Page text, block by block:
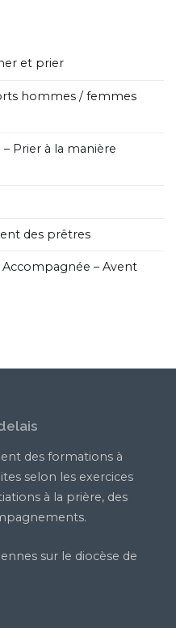
et prier
hommes / femmes
Prier à la manière
des prêtres
Accompagnée – Avent
des formations à
selon les exercices
à la prière, des
sur le diocèse de